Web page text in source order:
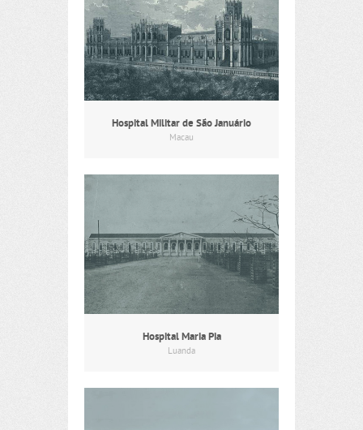
Hospital Militar de São Januário
Macau
Hospital Maria Pia
Luanda